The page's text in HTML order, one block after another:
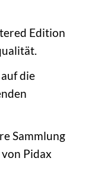
Edition
die
Sammlung
Pidax